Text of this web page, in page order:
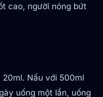
cao, người nóng bứt
20ml. Nấu với 500ml
uống một lần, uống